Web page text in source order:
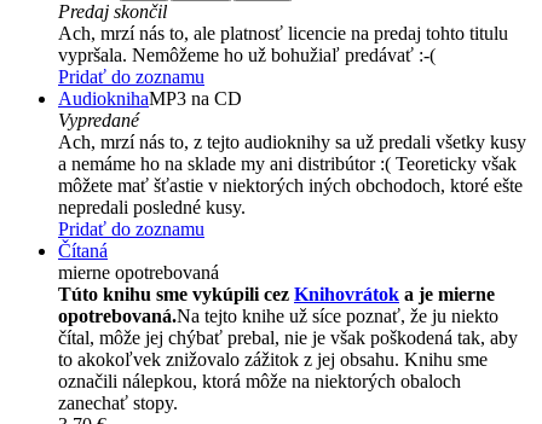
Predaj skončil
Ach, mrzí nás to, ale platnosť licencie na predaj tohto titulu
vypršala. Nemôžeme ho už bohužiaľ predávať :-(
Pridať do zoznamu
AudioknihaMP3 na CD
Vypredané
Ach, mrzí nás to, z tejto audioknihy sa už predali všetky kusy
a nemáme ho na sklade my ani distribútor :( Teoreticky však
môžete mať šťastie v niektorých iných obchodoch, ktoré ešte
nepredali posledné kusy.
Pridať do zoznamu
Čítaná
mierne opotrebovaná
Túto knihu sme vykúpili cez Knihovrátok a je mierne
opotrebovaná.Na tejto knihe už síce poznať, že ju niekto
čítal, môže jej chýbať prebal, nie je však poškodená tak, aby
to akokoľvek znižovalo zážitok z jej obsahu. Knihu sme
označili nálepkou, ktorá môže na niektorých obaloch
zanechať stopy.